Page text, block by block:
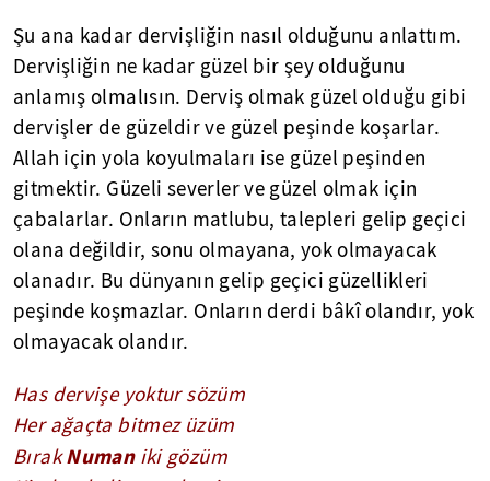
Şu ana kadar dervişliğin nasıl olduğunu anlattım.
Dervişliğin ne kadar güzel bir şey olduğunu
anlamış olmalısın. Derviş olmak güzel olduğu gibi
dervişler de güzeldir ve güzel peşinde koşarlar.
Allah için yola koyulmaları ise güzel peşinden
gitmektir. Güzeli severler ve güzel olmak için
çabalarlar. Onların matlubu, talepleri gelip geçici
olana değildir, sonu olmayana, yok olmayacak
olanadır. Bu dünyanın gelip geçici güzellikleri
peşinde koşmazlar. Onların derdi bâkî olandır, yok
olmayacak olandır.
Has dervişe yoktur sözüm
Her ağaçta bitmez üzüm
BırakNumaniki gözüm